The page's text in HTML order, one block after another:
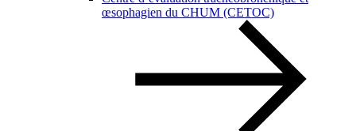
œsophagien du CHUM (CETOC)